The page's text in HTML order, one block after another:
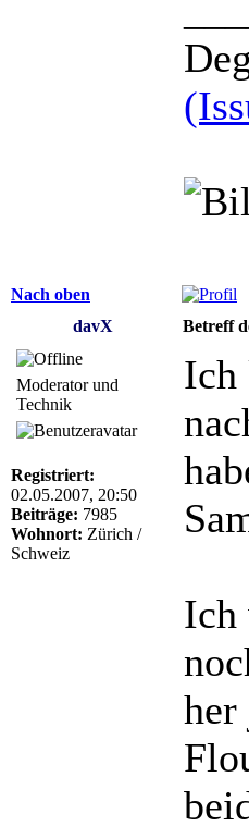
Nach oben
davX
Betreff
Moderator und
Technik
Registriert:
02.05.2007, 20:50
Beiträge: 7985
Wohnort: Zürich /
Schweiz
Ich
Ich
her